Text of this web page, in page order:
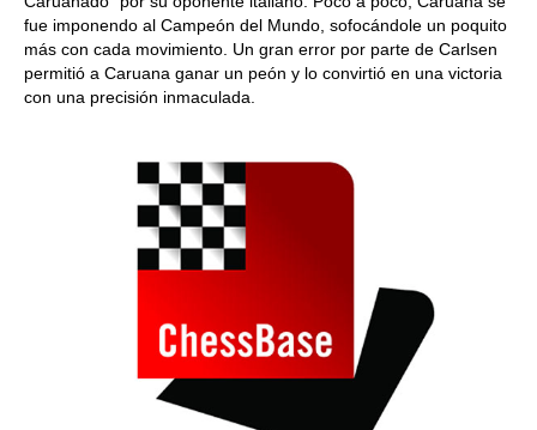
fue imponendo al Campeón del Mundo, sofocándole un poquito
más con cada movimiento. Un gran error por parte de Carlsen
permitió a Caruana ganar un peón y lo convirtió en una victoria
con una precisión inmaculada.